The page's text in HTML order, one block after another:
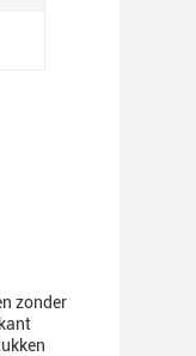
zonder